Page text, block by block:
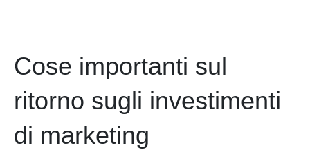
Cose importanti sul
ritorno sugli investimenti
di marketing